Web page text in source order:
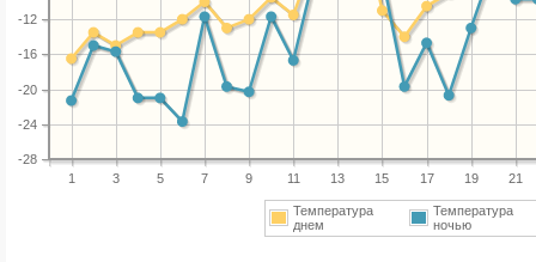
1 3 5 7 9 11 13 15 17 19 21
-28
-24
-20
-16
-12
Температура
днем
Температура
ночью